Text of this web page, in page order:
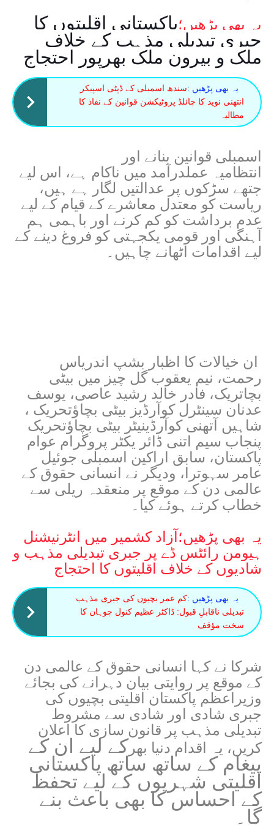
یہ بھی پڑھیں؛پاکستانی اقلیتوں کا
جبری تبدیلی مذہب کے خلاف
ملک و بیرون ملک بھرپور احتجاج
یہ بھی پڑھیں :سندھ اسمبلی کے ڈپٹی اسپیکر
انتھنی نوید کا چائلڈ پروٹیکشن قوانین کے نفاذ کا
مطالبہ
اسمبلی قوانین بنانے اور
انتظامیہ عملدرآمد میں ناکام ہے، اس لیے
جتھے سڑکوں پر عدالتیں لگار ہے ہیں،
ریاست کو معتدل معاشرے کے قیام کے لیے
عدم برداشت کو کم کرنے اور باہمی ہم
آہنگی اور قومی یکجہتی کو فروغ دینے کے
لیے اقدامات اٹھانے چاہیں۔
ان خیالات کا اظبار بشپ اندریاس
رحمت، نیم یعقوب گل چیز میں بیٹی
بچاتریک، فادر خالد رشید عاصی، یوسف
عدنان سینٹرل کوآرڈیز بیٹی بچاؤتحریک ،
شاہیں آتھنی کوآرڈینیٹر بیٹی بچاؤتحریک
پنجاب سیم اتنی ڈائر یکٹر پروگرام عوام
پاکستان، سابق اراکین اسمبلی جوئیل
عامر سہوترا، ودیگر نے انسانی حقوق کے
عالمی دن کے موقع پر منعقدہ ریلی سے
خطاب کرتے ہوئے کیا۔
یہ بھی پڑھیں؛ آزاد کشمیر میں انٹرنیشنل
ہیومن رائٹس ڈے پر جبری تبدیلی مذہب و
شادیوں کے خلاف اقلیتوں کا احتجاج
یہ بھی پڑھیں :کم عمر بچیوں کی جبری مذہب
تبدیلی ناقابلِ قبول: ڈاکٹر عظیم کنول چوہان کا
سخت مؤقف
شرکا نے کہا انسانی حقوق کے عالمی دن
کے موقع پر روایتی بیان دہرانے کی بجائے
وزیراعظم پاکستان اقلیتی بچیوں کی
جبری شادی اور شادی سے مشروط
تبدیلی مذہب پر قانون سازی کا اعلان
کریں، یہ اقدام دنیا بھر کے لیے ان کے
پیغام کے ساتھ ساتھ پاکستانی
اقلیتی شہریوں کے لیے تحفظ
کے احساس کا بھی باعث بنے
گا۔